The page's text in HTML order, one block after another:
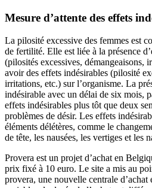
Mesure d’attente des effets
La pilosité excessive des femmes est
de fertilité. Elle est liée à la présence
(pilosités excessives, démangeaisons,
avoir des effets indésirables (pilosité
irritations, etc.) sur l’organisme. La
indésirable avec un délai de six mois,
effets indésirables plus tôt que deux
problèmes de désir. Les effets
éléments délétères, comme le
de tête, les nausées, les vertiges et les
Provera est un projet d’achat en
prix fixé à 10 euro. Le site a mis au
provera, une nouvelle centrale